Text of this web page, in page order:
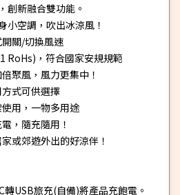
新融合雙功能。
空調，吹出冰涼風！
關/切換風速
RoHs)，符合國家安規規範
聚風，風力更集中！
式可供選擇
用，一物多用途
，隨充隨用！
或郊遊外出的好涼伴！
USB旅充(自備)將產品充飽電。